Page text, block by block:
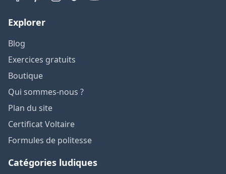
Explorer
Blog
Exercices gratuits
Boutique
Qui sommes-nous ?
Plan du site
Certificat Voltaire
Formules de politesse
Catégories ludiques